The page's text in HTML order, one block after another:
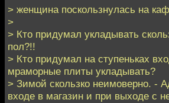
> женщина поскользнулась на
>
> Кто придумал укладывать
пол?!!
> Кто придумал на ступеньках
мраморные плиты укладывать?
> Зимой скользко неимоверно. -
входе в магазин и при выходе с